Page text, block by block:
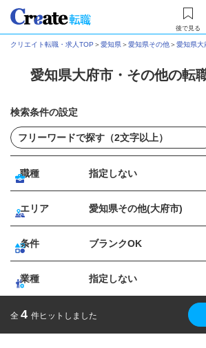
後で見る
クリエイト転職・求人TOP ＞愛知県＞愛知県その他＞愛知県大
愛知県大府市・その他の転
検索条件の設定
職種 指定しない
エリア 愛知県その他(大府市)
条件 ブランクOK
業種 指定しない
全 4 件ヒットしました